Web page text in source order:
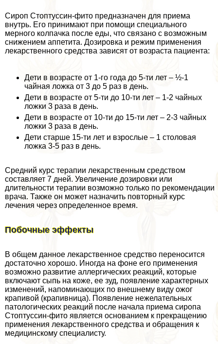
Сироп Стоптуссин-фито предназначен для приема
внутрь. Его принимают при помощи специального
мерного колпачка после еды, что связано с возможным
снижением аппетита. Дозировка и режим применения
лекарственного средства зависят от возраста пациента:
Дети в возрасте от 1-го года до 5-ти лет – ½-1
чайная ложка от 3 до 5 раз в день.
Дети в возрасте от 5-ти до 10-ти лет – 1-2 чайных
ложки 3 раза в день.
Дети в возрасте от 10-ти до 15-ти лет – 2-3 чайных
ложки 3 раза в день.
Дети старше 15-ти лет и взрослые – 1 столовая
ложка 3-5 раз в день.
Средний курс терапии лекарственным средством
составляет 7 дней. Увеличение дозировки или
длительности терапии возможно только по рекомендации
врача. Также он может назначить повторный курс
лечения через определенное время.
Побочные эффекты
В общем данное лекарственное средство переносится
достаточно хорошо. Иногда на фоне его применения
возможно развитие аллергических реакций, которые
включают сыпь на коже, ее зуд, появление хаpaктерных
изменений, напоминающих по внешнему виду ожог
крапивой (крапивница). Появление нежелательных
патологических реакций после начала приема сиропа
Стоптуссин-фито является основанием к прекращению
применения лекарственного средства и обращения к
медицинскому специалисту.